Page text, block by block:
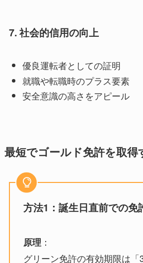
7. 社会的信用の向上
優良運転者としての証明
就職や転職時のプラス要素
安全意識の高さをアピール
最短でゴールド免許を取得
方法1：誕生日直前での免
原理 ：
グリーン免許の有効期限は「